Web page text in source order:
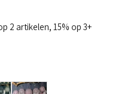
2 artikelen, 15% op 3+
Roze